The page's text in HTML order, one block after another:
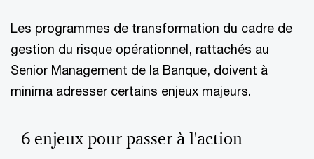
Les programmes de transformation du cadre de
gestion du risque opérationnel, rattachés au
Senior Management de la Banque, doivent à
minima adresser certains enjeux majeurs.
6 enjeux pour passer à l'action